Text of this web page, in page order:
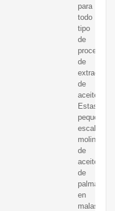
para
todo
tipo
de
procesos
de
extracción
de
aceite.
Estas
pequeña
escala
molino
de
aceite
de
palma
en
malasia